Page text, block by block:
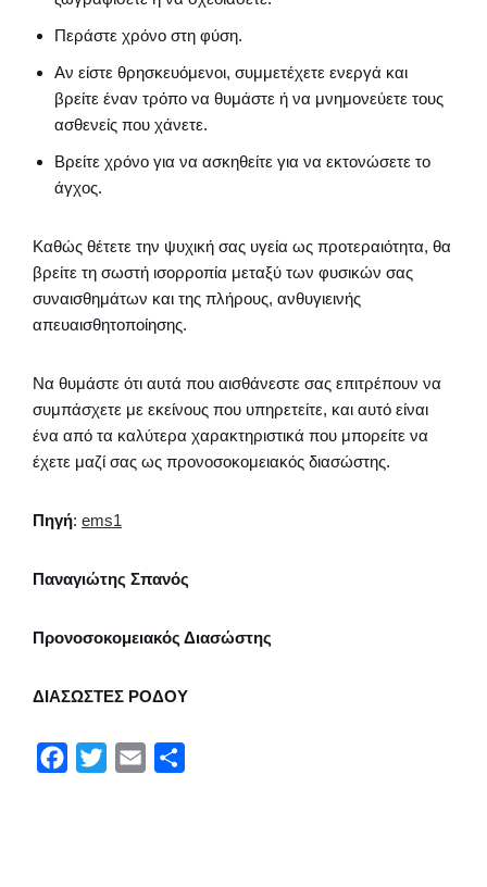
Περάστε χρόνο στη φύση.
Αν είστε θρησκευόμενοι, συμμετέχετε ενεργά και
βρείτε έναν τρόπο να θυμάστε ή να μνημονεύετε τους
ασθενείς που χάνετε.
Βρείτε χρόνο για να ασκηθείτε για να εκτονώσετε το
άγχος.
Καθώς θέτετε την ψυχική σας υγεία ως προτεραιότητα, θα
βρείτε τη σωστή ισορροπία μεταξύ των φυσικών σας
συναισθημάτων και της πλήρους, ανθυγιεινής
απευαισθητοποίησης.
Να θυμάστε ότι αυτά που αισθάνεστε σας επιτρέπουν να
συμπάσχετε με εκείνους που υπηρετείτε, και αυτό είναι
ένα από τα καλύτερα χαρακτηριστικά που μπορείτε να
έχετε μαζί σας ως προνοσοκομειακός διασώστης.
Πηγή: ems1
Παναγιώτης Σπανός
Προνοσοκομειακός Διασώστης
ΔΙΑΣΩΣΤΕΣ ΡΟΔΟΥ